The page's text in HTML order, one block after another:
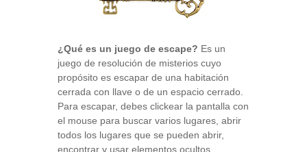
¿Qué es un juego de escape? Es un
juego de resolución de misterios cuyo
propósito es escapar de una habitación
cerrada con llave o de un espacio cerrado.
Para escapar, debes clickear la pantalla con
el mouse para buscar varios lugares, abrir
todos los lugares que se pueden abrir,
encontrar y usar elementos ocultos,